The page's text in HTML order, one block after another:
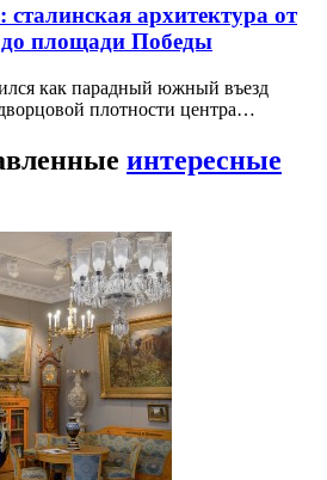
архитектура от
площади Победы
как парадный южный въезд
плотности центра…
интересные